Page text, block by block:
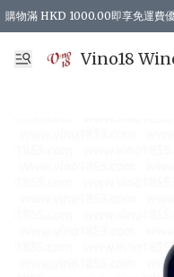
購物滿 HKD 1000.00即享免運費
Vino18